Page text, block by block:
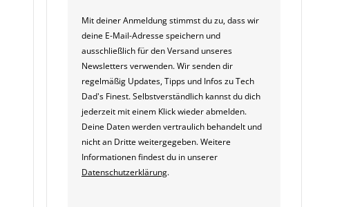
Mit deiner Anmeldung stimmst du zu, dass wir
deine E-Mail-Adresse speichern und
ausschließlich für den Versand unseres
Newsletters verwenden. Wir senden dir
regelmäßig Updates, Tipps und Infos zu Tech
Dad's Finest. Selbstverständlich kannst du dich
jederzeit mit einem Klick wieder abmelden.
Deine Daten werden vertraulich behandelt und
nicht an Dritte weitergegeben. Weitere
Informationen findest du in unserer
Datenschutzerklärung.